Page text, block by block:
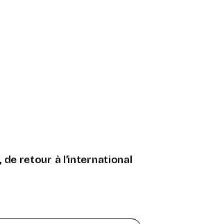
de retour à l’international